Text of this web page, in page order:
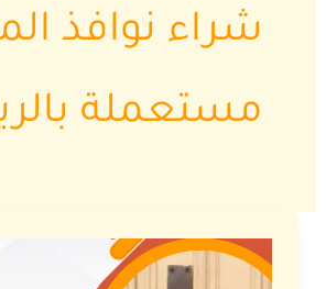
شراء نوافذ
مستعملة